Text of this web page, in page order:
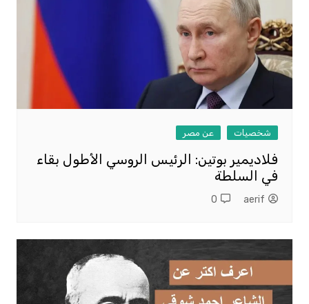
شخصيات عن مصر
فلاديمير بوتين: الرئيس الروسي الأطول بقاء
في السلطة
aerif
0